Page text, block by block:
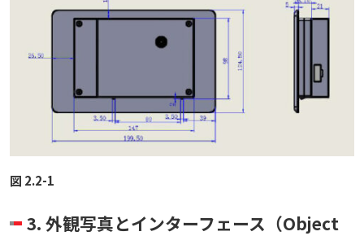
図 2.2-1
3. 外観写真とインターフェース（Object